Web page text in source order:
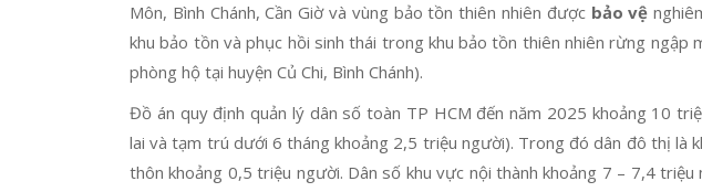
Môn, Bình Chánh, Cần Giờ và vùng bảo tồn thiên nhiên được bảo vệ
khu bảo tồn và phục hồi sinh thái trong khu bảo tồn thiên nhiên rừng ngập
phòng hộ tại huyện Củ Chi, Bình Chánh).
Đồ án quy định quản lý dân số toàn TP HCM đến năm 2025 khoảng 10
lai và tạm trú dưới 6 tháng khoảng 2,5 triệu người). Trong đó dân đô thị là
thôn khoảng 0,5 triệu người. Dân số khu vực nội thành khoảng 7 – 7,4 triệu